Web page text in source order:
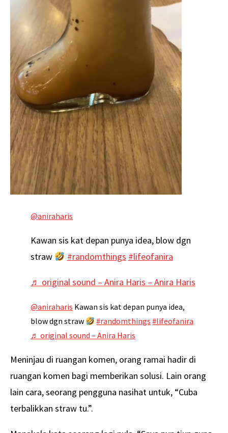
@aniraharis
Kawan sis kat depan punya idea, blow dgn
straw
#randomthings #lifeofanira
♬ original sound – Anira Haris – Anira Haris
@aniraharis Kawan sis kat depan punya idea,
blow dgn straw
#randomthings #lifeofanira
♬ original sound – Anira Haris
Meninjau di ruangan komen, orang ramai hadir di
ruangan komen bagi memberikan solusi. Lain orang
lain cara, seorang pengguna nasihat untuk, “Cuba
terbalikkan straw tu.”.